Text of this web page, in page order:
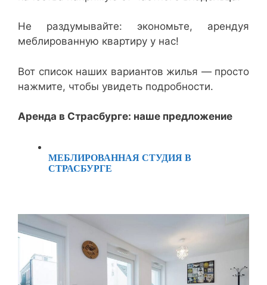
Не раздумывайте: экономьте, арендуя
меблированную квартиру у нас!
Вот список наших вариантов жилья — просто
нажмите, чтобы увидеть подробности.
Аренда в Страсбурге: наше предложение
МЕБЛИРОВАННАЯ СТУДИЯ В
СТРАСБУРГЕ